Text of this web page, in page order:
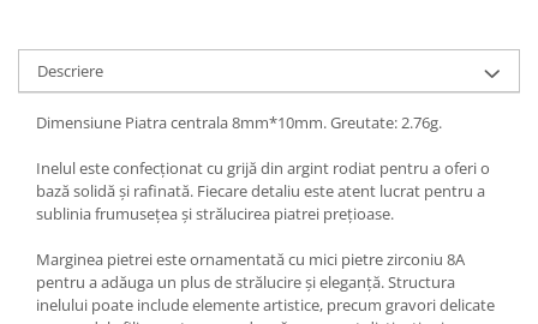
Descriere
Dimensiune Piatra centrala 8mm*10mm. Greutate: 2.76g.
Inelul este confecționat cu grijă din argint rodiat pentru a oferi o
bază solidă și rafinată. Fiecare detaliu este atent lucrat pentru a
sublinia frumusețea și strălucirea piatrei prețioase.
Marginea pietrei este ornamentată cu mici pietre zirconiu 8A
pentru a adăuga un plus de strălucire și eleganță. Structura
inelului poate include elemente artistice, precum gravori delicate